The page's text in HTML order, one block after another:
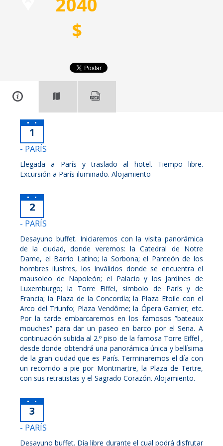
$
1
- PARÍS
Llegada a París y traslado al hotel. Tiempo libre.
Excursión a París iluminado. Alojamiento
2
- PARÍS
Desayuno buffet. Iniciaremos con la visita panorámica
de la ciudad, donde veremos: la Catedral de Notre
Dame, el Barrio Latino; la Sorbona; el Panteón de los
hombres ilustres, los Inválidos donde se encuentra el
mausoleo de Napoleón; el Palacio y los Jardines de
Luxemburgo; la Torre Eiffel, símbolo de París y de
Francia; la Plaza de la Concordía; la Plaza Etoile con el
Arco del Triunfo; Plaza Vendôme; la Ópera Garnier; etc.
Por la tarde embarcaremos en los famosos ”bateaux
mouches” para dar un paseo en barco por el Sena. A
continuación subida al 2.º piso de la famosa Torre Eiffel ,
desde donde obtendrá una panorámica única y bellísima
de la gran ciudad que es París. Terminaremos el día con
un recorrido a pie por Montmartre, la Plaza de Tertre,
con sus retratistas y el Sagrado Corazón. Alojamiento.
3
- PARÍS
Desayuno buffet. Día libre durante el cual podrá disfrutar